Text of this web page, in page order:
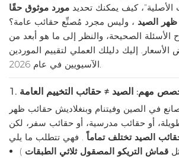
الأصلية"، كيف يمكنك تحديد مورد موثوق حقًا
الصيد ، وليس مجرد مُصنِّع حقائب عامة؟
الصحيحة، والنظر إلى ما هو أبعد من
إليك دليلك العملي لتقييم الموردين
الآسيويين في عام 2026.
1. مهم: الصيد ≠ حقائب التخييم العامة
في الصين وفيتنام وبنغلاديش حقائب ظهر
أو حقائب مدرسية، أو حقائب سفر، لكن
الصيد تختلف تماماً
قماش التريكو المصقول ثلاثي الطبقات )